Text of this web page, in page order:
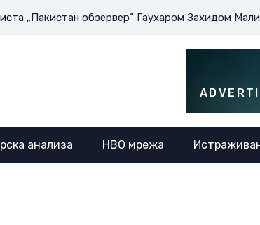
обзервер“ Гаухаром Захидом Маликом:
анализа НВО мрежа